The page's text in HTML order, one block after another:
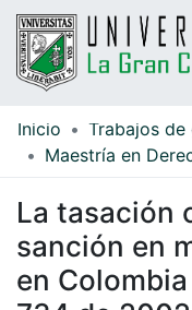
Comunidades
Inicio Trabajos de
Maestría en
La tasación
sanción en
en